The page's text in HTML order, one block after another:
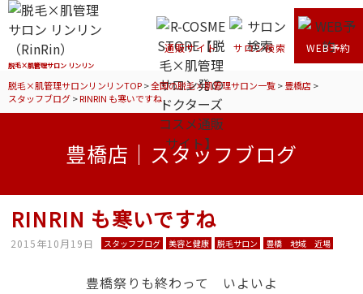
脱毛×肌管理サロン リンリン
通販サイト サロン検索 WEB予約
脱毛×肌管理サロンリンリンTOP>全国の脱毛×肌管理サロン一覧>豊橋店>
スタッフブログ>RINRIN も寒いですね
豊橋店｜スタッフブログ
RINRIN も寒いですね
2015年10月19日 スタッフブログ 美容と健康 脱毛サロン 豊橋 地域 近場
豊橋祭りも終わって いよいよ